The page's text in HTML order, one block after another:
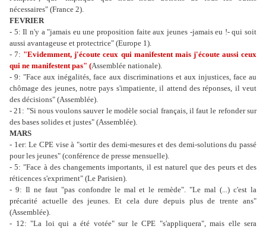
nécessaires" (France 2).
FEVRIER
- 5: Il n'y a "jamais eu une proposition faite aux jeunes -jamais eu !- qui soit
aussi avantageuse et protectrice" (Europe 1).
- 7: "Evidemment, j'écoute ceux qui manifestent mais j'écoute aussi ceux
qui ne manifestent pas" (Assemblée nationale).
- 9: "Face aux inégalités, face aux discriminations et aux injustices, face au
chômage des jeunes, notre pays s'impatiente, il attend des réponses, il veut
des décisions" (Assemblée).
- 21: "Si nous voulons sauver le modèle social français, il faut le refonder sur
des bases solides et justes" (Assemblée).
MARS
- 1er: Le CPE vise à "sortir des demi-mesures et des demi-solutions du passé
pour les jeunes" (conférence de presse mensuelle).
- 5: "Face à des changements importants, il est naturel que des peurs et des
réticences s'expriment" (Le Parisien).
- 9: Il ne faut "pas confondre le mal et le remède". "Le mal (...) c'est la
précarité actuelle des jeunes. Et cela dure depuis plus de trente ans"
(Assemblée).
- 12: "La loi qui a été votée" sur le CPE "s'appliquera", mais elle sera